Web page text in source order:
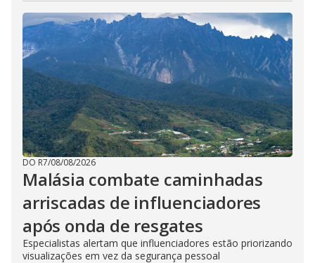
DO R7/08/08/2026
Malásia combate caminhadas
arriscadas de influenciadores
após onda de resgates
Especialistas alertam que influenciadores estão priorizando
visualizações em vez da segurança pessoal